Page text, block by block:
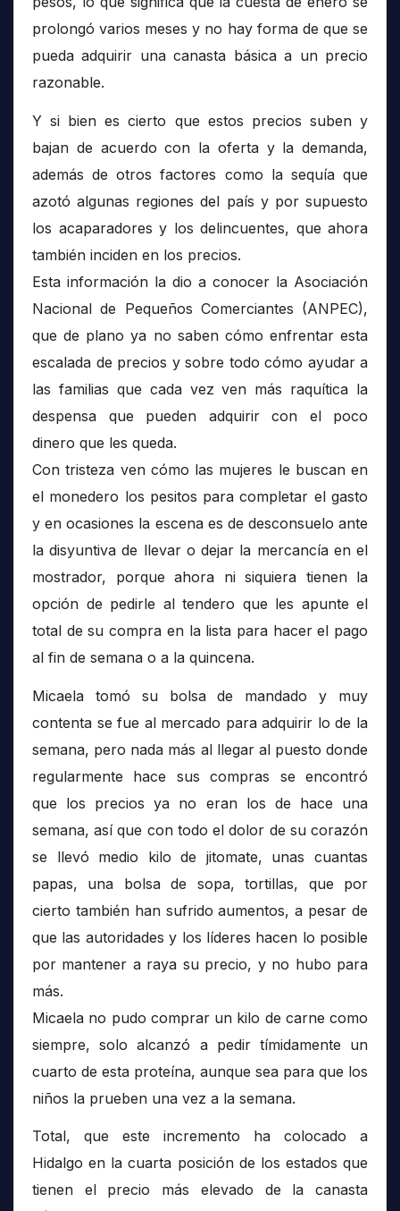
prolongó varios meses y no hay forma de que se
pueda adquirir una canasta básica a un precio
razonable.
Y si bien es cierto que estos precios suben y
bajan de acuerdo con la oferta y la demanda,
además de otros factores como la sequía que
azotó algunas regiones del país y por supuesto
los acaparadores y los delincuentes, que ahora
también inciden en los precios.
Esta información la dio a conocer la Asociación
Nacional de Pequeños Comerciantes (ANPEC),
que de plano ya no saben cómo enfrentar esta
escalada de precios y sobre todo cómo ayudar a
las familias que cada vez ven más raquítica la
despensa que pueden adquirir con el poco
dinero que les queda.
Con tristeza ven cómo las mujeres le buscan en
el monedero los pesitos para completar el gasto
y en ocasiones la escena es de desconsuelo ante
la disyuntiva de llevar o dejar la mercancía en el
mostrador, porque ahora ni siquiera tienen la
opción de pedirle al tendero que les apunte el
total de su compra en la lista para hacer el pago
al fin de semana o a la quincena.
Micaela tomó su bolsa de mandado y muy
contenta se fue al mercado para adquirir lo de la
semana, pero nada más al llegar al puesto donde
regularmente hace sus compras se encontró
que los precios ya no eran los de hace una
semana, así que con todo el dolor de su corazón
se llevó medio kilo de jitomate, unas cuantas
papas, una bolsa de sopa, tortillas, que por
cierto también han sufrido aumentos, a pesar de
que las autoridades y los líderes hacen lo posible
por mantener a raya su precio, y no hubo para
más.
Micaela no pudo comprar un kilo de carne como
siempre, solo alcanzó a pedir tímidamente un
cuarto de esta proteína, aunque sea para que los
niños la prueben una vez a la semana.
Total, que este incremento ha colocado a
Hidalgo en la cuarta posición de los estados que
tienen el precio más elevado de la canasta